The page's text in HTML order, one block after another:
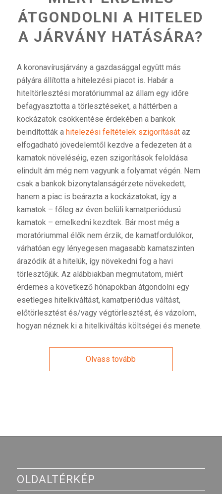
ÁTGONDOLNI A HITELED
A JÁRVÁNY HATÁSÁRA?
A koronavírusjárvány a gazdasággal együtt más
pályára állította a hitelezési piacot is. Habár a
hiteltörlesztési moratóriummal az állam egy időre
befagyasztotta a törlesztéseket, a háttérben a
kockázatok csökkentése érdekében a bankok
beindították a hitelezési feltételek szigorításátaz
elfogadható jövedelemtől kezdve a fedezeten át a
kamatok növeléséig, ezen szigorítások feloldása
elindult ám még nem vagyunk a folyamat végén. Nem
csak a bankok bizonytalanságérzete növekedett,
hanem a piac is beárazta a kockázatokat, így a
kamatok – főleg az éven belüli kamatperiódusú
kamatok – emelkedni kezdtek. Bár most még a
moratóriummal élők nem érzik, de kamatfordulókor,
várhatóan egy lényegesen magasabb kamatszinten
árazódik át a hitelük, így növekedni fog a havi
törlesztőjük. Az alábbiakban megmutatom, miért
érdemes a következő hónapokban átgondolni egy
esetleges hitelkiváltást, kamatperiódus váltást,
előtörlesztést és/vagy végtörlesztést, és vázolom,
hogyan néznek ki a hitelkiváltás költségei és menete.
Olvass tovább
OLDALTÉRKÉP